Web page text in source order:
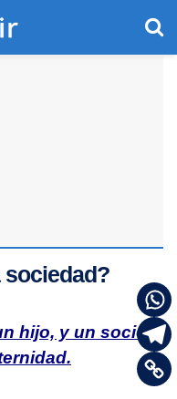
sociedad?
hijo, y un socio